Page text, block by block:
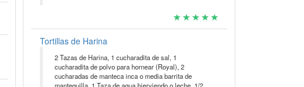
Tortillas de Harina
2 Tazas de Harina, 1 cucharadita de sal, 1
cucharadita de polvo para hornear (Royal), 2
cucharadas de manteca inca o media barrita de